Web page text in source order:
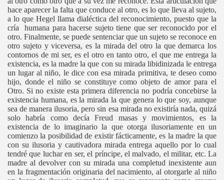
hace aparecer la falta que conduce al otro, es lo que lleva al sujeto,
a lo que Hegel llama dialéctica del reconocimiento, puesto que la
cría humana para hacerse sujeto tiene que ser reconocido por el
otro. Finalmente, se puede sentenciar que un sujeto se reconoce en
otro sujeto y viceversa, es la mirada del otro la que demarca los
contornos de mi ser, es el otro en tanto otro, el que me entrega la
existencia, es la madre la que con su mirada libidinizada le entrega
un lugar al niño, le dice con esa mirada primitiva, te deseo como
hijo, donde el niño se constituye como objeto de amor para el
Otro. Si no existe esta primera diferencia no podría concebirse la
existencia humana, es la mirada la que genera lo que soy, aunque
sea de manera ilusoria, pero sin esa mirada no existiría nada, quizá
solo habría como decía Freud masas y movimientos, es la
existencia de lo imaginario la que otorga ilusoriamente en un
comienzo la posibilidad de existir fácticamente, es la madre la que
con su ilusoria y cautivadora mirada entrega aquello por lo cual
tendré que luchar en ser, el príncipe, el malvado, el militar, etc. La
madre al devolver con su mirada una completud inexistente aun
en la fragmentación originaria del nacimiento, al otorgarle al niño